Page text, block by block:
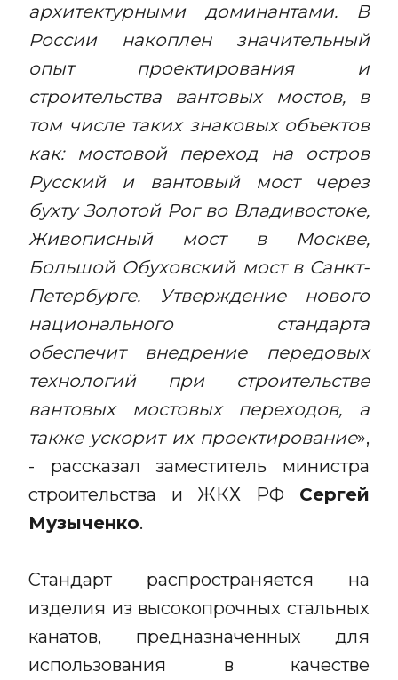
архитектурными доминантами. В
России накоплен значительный
опыт проектирования и
строительства вантовых мостов, в
том числе таких знаковых объектов
как: мостовой переход на остров
Русский и вантовый мост через
бухту Золотой Рог во Владивостоке,
Живописный мост в Москве,
Большой Обуховский мост в Санкт-
Петербурге. Утверждение нового
национального стандарта
обеспечит внедрение передовых
технологий при строительстве
вантовых мостовых переходов, а
также ускорит их проектирование»,
- рассказал заместитель министра
строительства и ЖКХ РФ Сергей
Музыченко.
Стандарт распространяется на
изделия из высокопрочных стальных
канатов, предназначенных для
использования в качестве